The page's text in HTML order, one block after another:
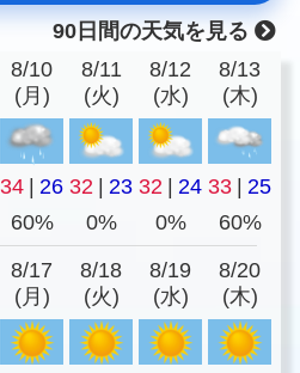
90日間の天気を見る
8/10
(月)
8/11
(火)
8/12
(水)
8/13
(木)
34 | 26 32 | 23 32 | 24 33 | 25
60% 0% 0% 60%
8/17
(月)
8/18
(火)
8/19
(水)
8/20
(木)